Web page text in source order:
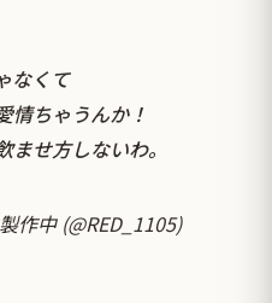
なくて
情ちゃうんか！
せ方しないわ。
作中 (@RED_1105)